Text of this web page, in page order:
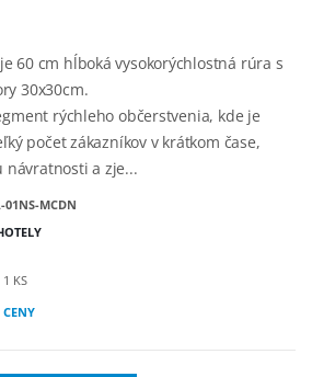
je 60 cm hĺboká vysokorýchlostná rúra s
30x30cm.
rýchleho občerstvenia, kde je
počet zákazníkov v krátkom čase,
a zje...
01NS-MCDN
KS